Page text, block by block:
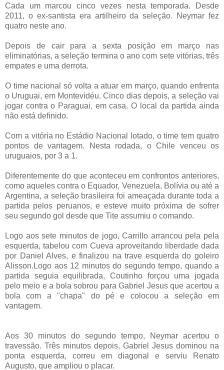
Cada um marcou cinco vezes nesta temporada. Desde
2011, o ex-santista era artilheiro da seleção. Neymar fez
quatro neste ano.
Depois de cair para a sexta posição em março nas
eliminatórias, a seleção termina o ano com sete vitórias, três
empates e uma derrota.
O time nacional só volta a atuar em março, quando enfrenta
o Uruguai, em Montevidéu. Cinco dias depois, a seleção vai
jogar contra o Paraguai, em casa. O local da partida ainda
não está definido.
Com a vitória no Estádio Nacional lotado, o time tem quatro
pontos de vantagem. Nesta rodada, o Chile venceu os
uruguaios, por 3 a 1.
Diferentemente do que aconteceu em confrontos anteriores,
como aqueles contra o Equador, Venezuela, Bolívia ou até a
Argentina, a seleção brasileira foi ameaçada durante toda a
partida pelos peruanos, e esteve muito próxima de sofrer
seu segundo gol desde que Tite assumiu o comando.
Logo aos sete minutos de jogo, Carrillo arrancou pela pela
esquerda, tabelou com Cueva aproveitando liberdade dada
por Daniel Alves, e finalizou na trave esquerda do goleiro
Alisson.Logo aos 12 minutos do segundo tempo, quando a
partida seguia equilibrada, Coutinho forçou uma jogada
pelo meio e a bola sobrou para Gabriel Jesus que acertou a
bola com a "chapa" do pé e colocou a seleção em
vantagem.
Aos 30 minutos do segundo tempo, Neymar acertou o
travessão. Três minutos depois, Gabriel Jesus dominou na
ponta esquerda, correu em diagonal e serviu Renato
Augusto, que ampliou o placar.